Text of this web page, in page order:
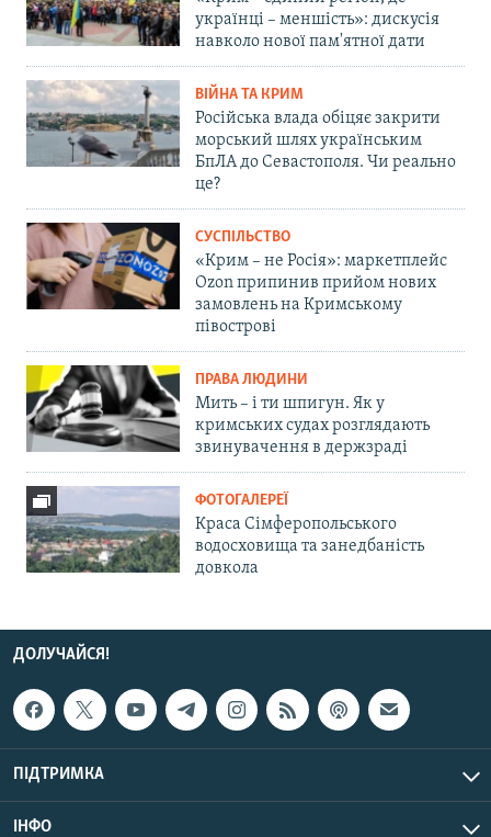
українці – меншість»: дискусія
навколо нової пам'ятної дати
ВІЙНА ТА КРИМ
Російська влада обіцяє закрити
морський шлях українським
БпЛА до Севастополя. Чи реально
це?
СУСПІЛЬСТВО
«Крим – не Росія»: маркетплейс
Ozon припинив прийом нових
замовлень на Кримському
півострові
ПРАВА ЛЮДИНИ
Мить – і ти шпигун. Як у
кримських судах розглядають
звинувачення в держзраді
ФОТОГАЛЕРЕЇ
Краса Сімферопольського
водосховища та занедбаність
довкола
ДОЛУЧАЙСЯ!
ПІДТРИМКА
ІНФО